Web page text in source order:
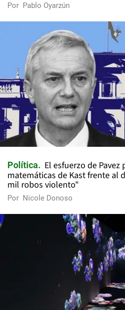
Por Pablo Oyarzún
Política
El esfuerzo de Pavez
matemáticas de Kast frente al
mil robos violento"
Por Nicole Donoso